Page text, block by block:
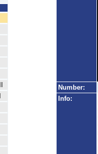
Number:
Info: